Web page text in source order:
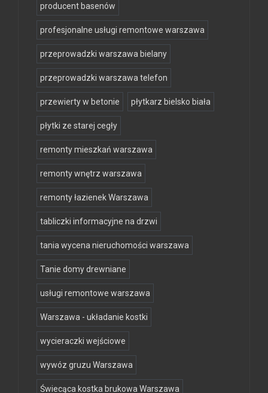
producent basenów
profesjonalne usługi remontowe warszawa
przeprowadzki warszawa bielany
przeprowadzki warszawa telefon
przewierty w betonie płytkarz bielsko biała
płytki ze starej cegły
remonty mieszkań warszawa
remonty wnętrz warszawa
remonty łazienek Warszawa
tabliczki informacyjne na drzwi
tania wycena nieruchomości warszawa
Tanie domy drewniane
usługi remontowe warszawa
Warszawa - układanie kostki
wycieraczki wejściowe
wywóz gruzu Warszawa
Świecąca kostka brukowa Warszawa